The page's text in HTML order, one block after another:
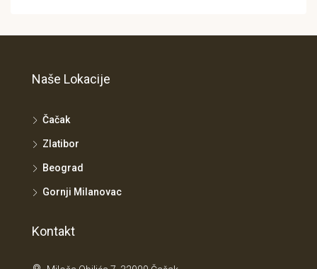
Naše Lokacije
Čačak
Zlatibor
Beograd
Gornji Milanovac
Kontakt